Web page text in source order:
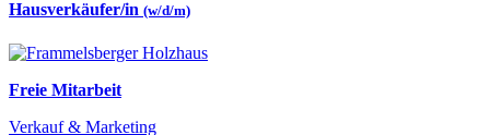
Hausverkäufer/in (w/d/m)
Freie Mitarbeit
Verkauf & Marketing